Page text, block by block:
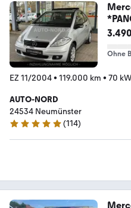
Ohne
EZ 11/2004• 119.000 km • 70
AUTO-NORD
24534 Neumünster
5 Sterne
(114)